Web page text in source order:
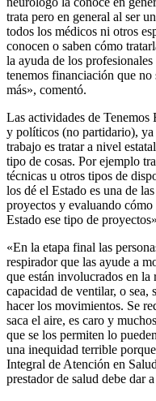
trata pero en general al ser
todos los médicos ni otros
conocen o saben cómo
la ayuda de los
tenemos financiación que no
más», comentó.
Las actividades de Tenemos
y políticos (no partidario), ya
trabajo es tratar a nivel
tipo de cosas. Por ejemplo
técnicas u otros tipos de
los dé el Estado es una de
proyectos y evaluando cómo
Estado ese tipo de
«En la etapa final las
respirador que las ayude a
que están involucrados en la
capacidad de ventilar, o sea,
hacer los movimientos. Se
saca el aire, es caro y
que se los permiten lo
una inequidad terrible
Integral de Atención en
prestador de salud debe dar